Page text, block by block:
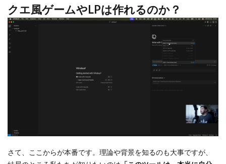
クエ風ゲームやLPは作れるのか？
さて、ここからが本番です。理論や背景を知るのも大事ですが、